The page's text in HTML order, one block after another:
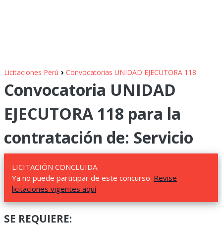
Licitaciones Perú › Convocatorias UNIDAD EJECUTORA 118
Convocatoria UNIDAD
EJECUTORA 118 para la
contratación de: Servicio
LICITACIÓN CONCLUIDA.
Ya no puede participar de este concurso. Revise
licitaciones vigentes aquí
SE REQUIERE: